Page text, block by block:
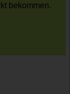
bekommen.